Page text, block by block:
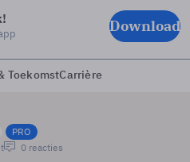
Download
ToekomstCarrière
PRO
0 reacties